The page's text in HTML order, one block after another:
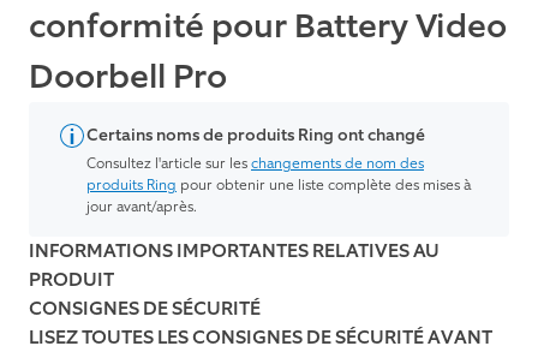
conformité pour Battery Video
Doorbell Pro
Certains noms de produits Ring ont changé
Consultez l'article sur leschangements de nom des
produits Ring pour obtenir une liste complète des mises à
jour avant/après.
INFORMATIONS IMPORTANTES RELATIVES AU
PRODUIT
CONSIGNES DE SÉCURITÉ
LISEZ TOUTES LES CONSIGNES DE SÉCURITÉ AVANT